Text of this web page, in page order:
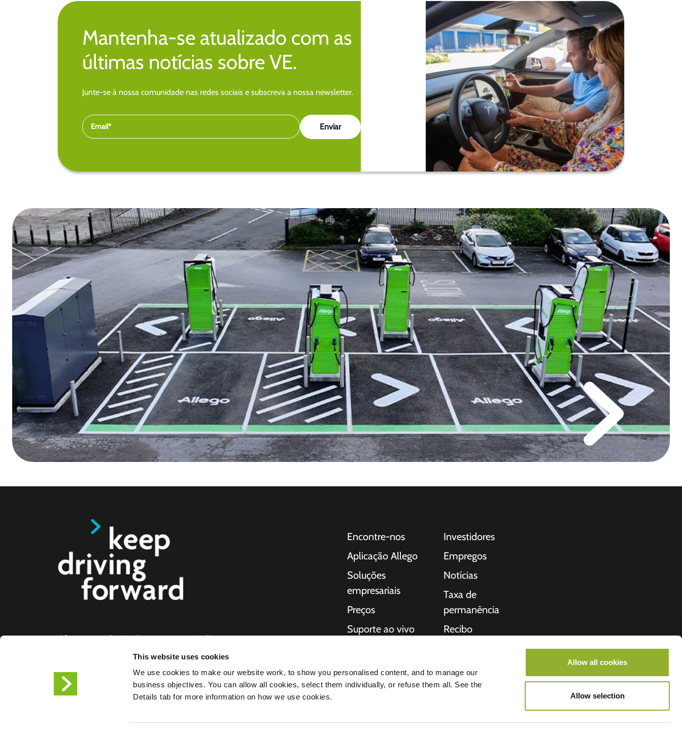
This website uses cookies
We use cookies to make our website work, to show you personalised content, and to manage our
business objectives. You can allow all cookies, select them individually, or refuse them all. See the
Details tab for more information on how we use cookies.
Allow all cookies
Allow selection
Mantenha-se atualizado com as
últimas notícias sobre VE.
Junte-se à nossa comunidade nas redes sociais e subscreva a nossa newsletter.
Oferecemos soluções de carregamento inteligente para carros
empresas e cidades. As nossas soluções de carregamento completas
facilitam às empresas e às cidades a disponibilização da
infraestrutura de que os condutores de veículos eléctricos
necessitam, enquanto a escalabilidade dos nossos produtos nos
Encontre-nos
Aplicação Allego
Soluções
empresariais
Preços
Suporte ao vivo
Fornecedores
Investidores
Empregos
Notícias
Taxa de
permanência
Recibo